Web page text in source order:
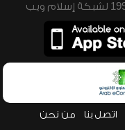
اتصل بنا من نحن